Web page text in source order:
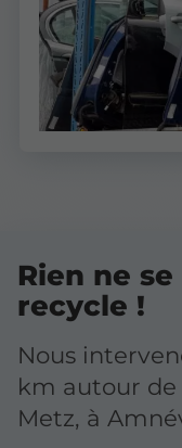
Rien ne
recycle !
Nous
km autour
Metz, à